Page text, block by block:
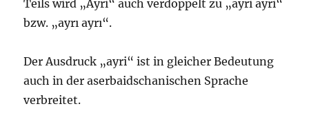
Teils wird „Ayri“ auch verdoppelt zu „ayri ayri“
bzw. „ayrı ayrı“.
Der Ausdruck „ayri“ ist in gleicher Bedeutung
auch in der aserbaidschanischen Sprache
verbreitet.